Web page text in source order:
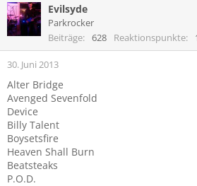
Evilsyde
Parkrocker
Beiträge
628 Reaktionspunkte
30. Juni 2013
Alter Bridge
Avenged Sevenfold
Device
Billy Talent
Boysetsfire
Heaven Shall Burn
Beatsteaks
P.O.D.